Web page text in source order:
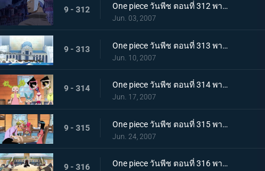
9 - 312 One piece วันพีช ตอนที่ 312 พากย์ไทย ขอบคุณสำหรับทุกอย่างแมรี่! หิมะตกบนทะเลแห่งการจากลา
Jun. 03, 2007
9 - 313 One piece วันพีช ตอนที่ 313 พากย์ไทย ความสงบที่ถูกทำลาย! พลเรือโทผู้ใช้หมัดแห่งความรัก
Jun. 10, 2007
9 - 314 One piece วันพีช ตอนที่ 314 พากย์ไทย ตระกูลสุดแกร่ง? พ่อของลูฟี่ที่ถูกเปิดเผย!
Jun. 17, 2007
9 - 315 One piece วันพีช ตอนที่ 315 พากย์ไทย ชื่อนั้นคือโลกใหม่! เส้นทางของแกรนไลน์!
Jun. 24, 2007
9 - 316 One piece วันพีช ตอนที่ 316 พากย์ไทย แชงคูสเคลื่อนไหว! หนทางสู่ยุคสมัยอันบ้าคลั่ง!!